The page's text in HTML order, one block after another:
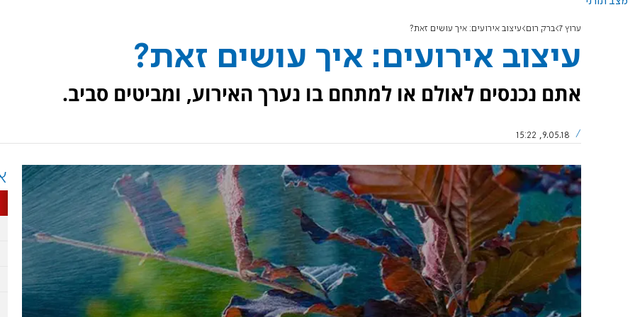
ערוץ 7 ברק רום עיצוב אירועים: איך עושים זאת?
עיצוב אירועים: איך עושים זאת?
אתם נכנסים לאולם או למתחם בו נערך האירוע, ומביטים סביב.
9.05.18, 15:22